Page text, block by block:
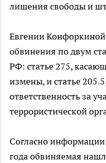
лишения свободы и
Евгении
обвинения по двум
РФ: статье 275,
измены, и статье
ответственность за
террористической
Согласно информации
года обвиняемая